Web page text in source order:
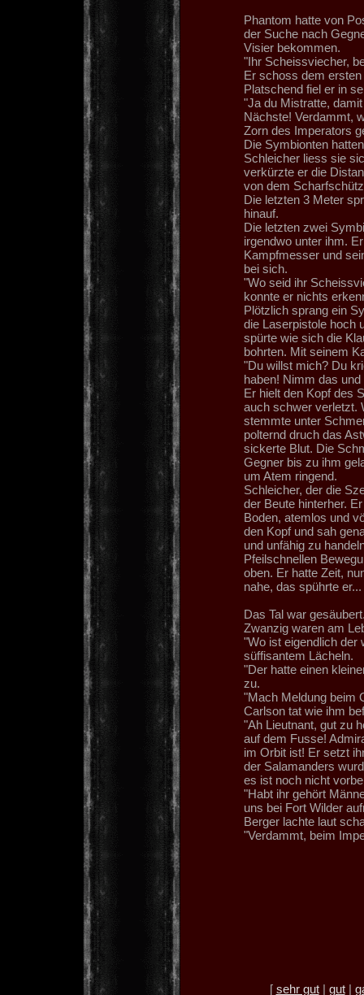
Phantom hatte von
der Suche nach
Visier bekommen.
"Ihr Scheissviecher,
Er schoss dem
Platschend fiel er in
"Ja du Mistratte,
Nächste! Verdammt,
Zorn des Imperators
Die Symbionten
Schleicher liess sie
verkürzte er die
von dem
Die letzten 3 Meter
hinauf.
Die letzten zwei
irgendwo unter ihm.
Kampfmesser und
bei sich.
"Wo seid ihr
konnte er nichts
Plötzlich sprang ein
die Laserpistole hoch
spürte wie sich die
bohrten. Mit seinem
"Du willst mich? Du
haben! Nimm das und
Er hielt den Kopf des
auch schwer verletzt.
stemmte unter
polternd druch das
sickerte Blut. Die
Gegner bis zu ihm
um Atem ringend.
Schleicher, der die
der Beute hinterher.
Boden, atemlos und
den Kopf und sah
und unfähig zu
Pfeilschnellen
oben. Er hatte Zeit,
nahe, das spührte er...
Das Tal war
Zwanzig waren am
"Wo ist eigendlich der
süffisantem Lächeln.
"Der hatte einen
zu.
"Mach Meldung beim
Carlson tat wie ihm
"Ah Lieutnant, gut zu
auf dem Fusse!
im Orbit ist! Er setzt
der Salamanders
es ist noch nicht
"Habt ihr gehört
uns bei Fort Wilder
Berger lachte laut
"Verdammt, beim
[ sehr gut| gut|